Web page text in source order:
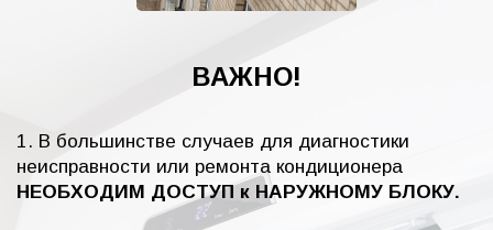
ВАЖНО!
1. В большинстве случаев для диагностики
неисправности или ремонта кондиционера
НЕОБХОДИМ ДОСТУП к НАРУЖНОМУ БЛОКУ.